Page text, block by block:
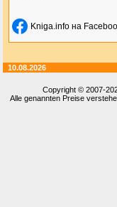
Kniga.info на
10.08.2026
Copyright © 2007-
Alle genannten Preise